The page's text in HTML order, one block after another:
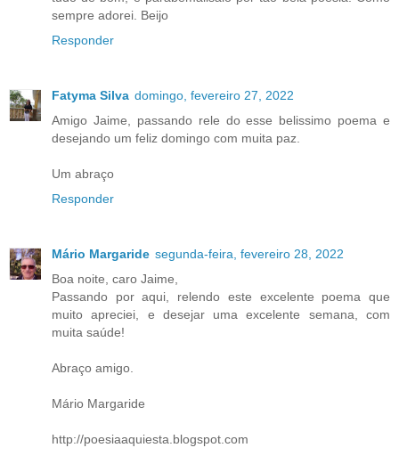
sempre adorei. Beijo
Responder
Fatyma Silva domingo, fevereiro 27, 2022
Amigo Jaime, passando rele do esse belissimo poema e
desejando um feliz domingo com muita paz.
Um abraço
Responder
Mário Margaride segunda-feira, fevereiro 28, 2022
Boa noite, caro Jaime,
Passando por aqui, relendo este excelente poema que
muito apreciei, e desejar uma excelente semana, com
muita saúde!
Abraço amigo.
Mário Margaride
http://poesiaaquiesta.blogspot.com